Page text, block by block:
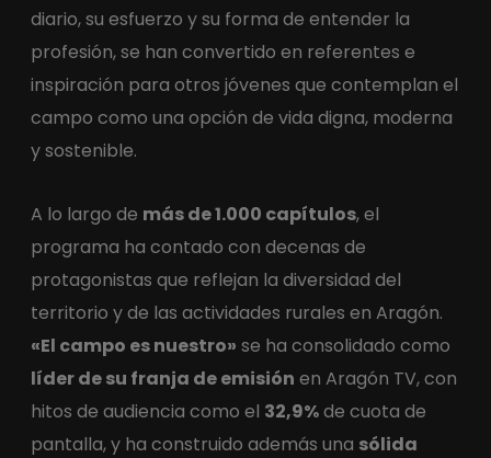
diario, su esfuerzo y su forma de entender la
profesión, se han convertido en referentes e
inspiración para otros jóvenes que contemplan el
campo como una opción de vida digna, moderna
y sostenible.
A lo largo de más de 1.000 capítulos, el
programa ha contado con decenas de
protagonistas que reflejan la diversidad del
territorio y de las actividades rurales en Aragón.
«El campo es nuestro» se ha consolidado como
líder de su franja de emisión en Aragón TV, con
hitos de audiencia como el 32,9%de cuota de
pantalla, y ha construido además una sólida